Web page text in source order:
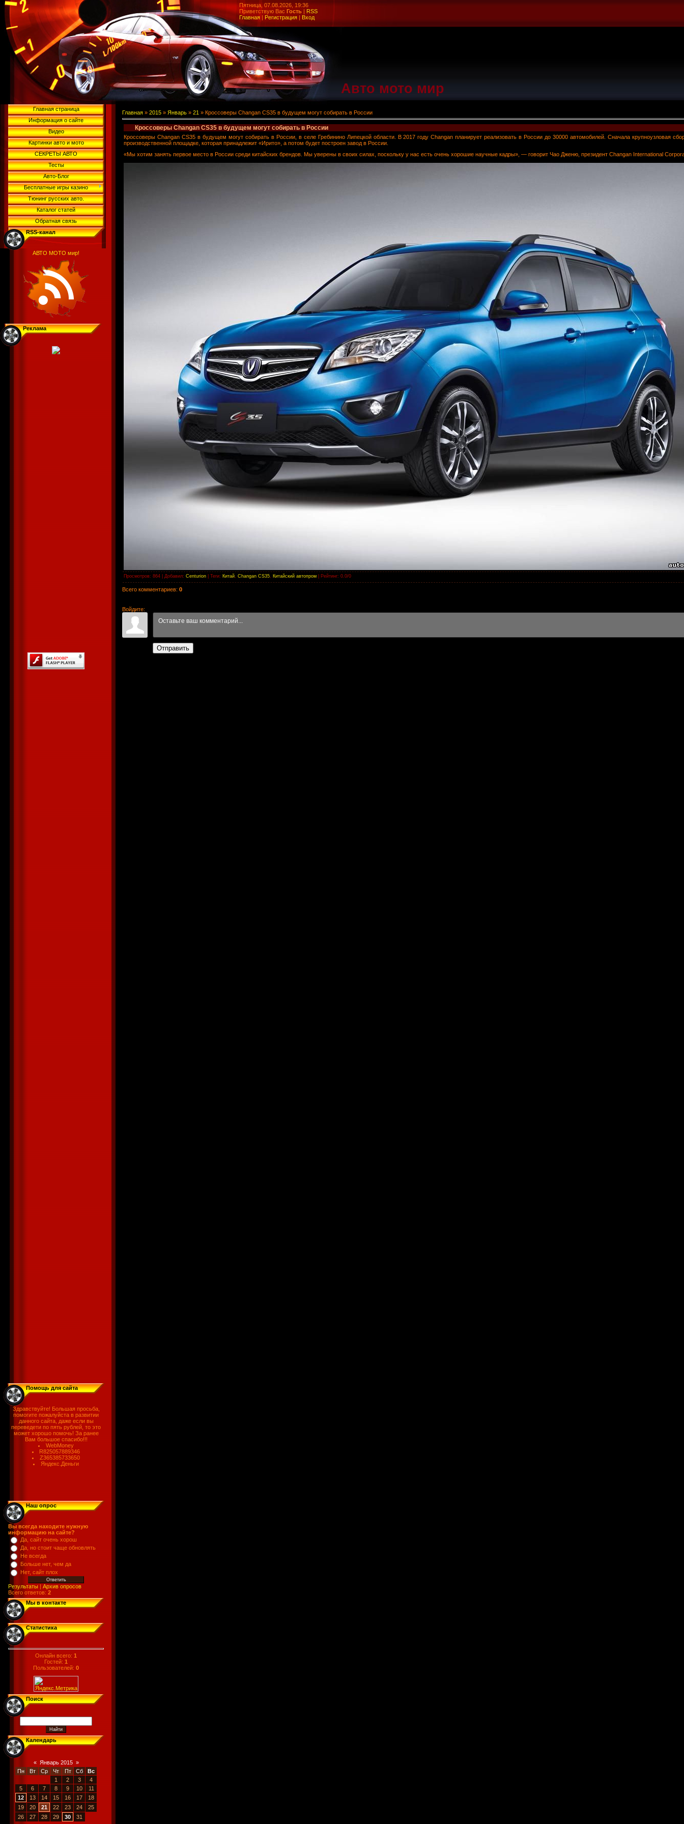
Пятница, 07.08.2026, 19:36
Приветствую Вас Гость | RSS
Главная | Регистрация | Вход
Авто мото мир
Главная страница
Информация о сайте
Видео
Картинки авто и мото
СЕКРЕТЫ АВТО
Тесты
Авто-Блог
Бесплатные игры казино
Тюнинг русских авто.
Каталог статей
Обратная связь
RSS-канал
АВТО МОТО мир!
Реклама
Помощь для сайта
Здравствуйте! Большая просьба,
помогите пожалуйста в развитии
данного сайта, даже если вы
переведети по пять рублей, то это
может хорошо помочь! За ранее
Вам большое спасибо!!!
WebMoney
R825057889346
Z365385733650
Яндекс.Деньги
Наш опрос
Вы всегда находите нужную
информацию на сайте?
Да, сайт очень хорош
Да, но стоит чаще обновлять
Не всегда
Больше нет, чем да
Нет, сайт плох
Результаты | Архив опросов
Всего ответов: 2
Мы в контакте
Статистика
Онлайн всего: 1
Гостей: 1
Пользователей: 0
Поиск
Календарь
« Январь 2015 »
Пн
Вт Ср Чт Пт Сб
Вс
1
2 3
4
5
6 7 8 9 10
11
12
13 14 15 16 17
18
19
20 21 22 23 24
25
26
27 28 29 30 31
Главная » 2015 » Январь » 21 » Кроссоверы Changan CS35 в будущем могут собирать в России
Кроссоверы Changan CS35 в будущем могут собирать в России
Кроссоверы Changan CS35 в будущем могут собирать в России, в селе Гребинино Липецкой области. В 2017 году Changan планирует реализовать в России до 30000 автомобилей. Сначала крупноузловая
производственной площадке, которая принадлежит «Ирито», а потом будет построен завод в России.
«Мы хотим занять первое место в России среди китайских брендов. Мы уверены в своих силах, поскольку у нас есть очень хорошие научные кадры», — говорит Чао Дженю, президент Changan International
Просмотров: 864 | Добавил: Centurion Теги: Китай Changan CS35 Китайский автопром Рейтинг: 0.0/0
Всего комментариев: 0
Войдите:
Отправить